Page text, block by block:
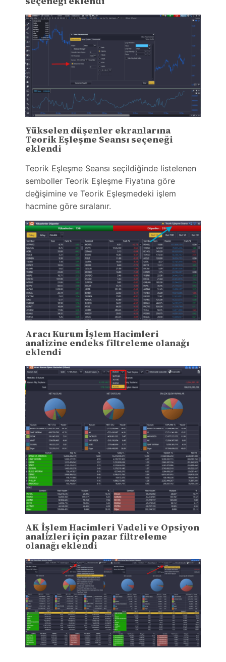
Yükselen düşenler ekranlarına
Teorik Eşleşme Seansı seçeneği
eklendi
Teorik Eşleşme Seansı seçildiğinde listelenen
semboller Teorik Eşleşme Fiyatına göre
değişimine ve Teorik Eşleşmedeki işlem
hacmine göre sıralanır.
Aracı Kurum İşlem Hacimleri
analizine endeks filtreleme olanağı
eklendi
AK İşlem Hacimleri Vadeli ve Opsiyon
analizleri için pazar filtreleme
olanağı eklendi